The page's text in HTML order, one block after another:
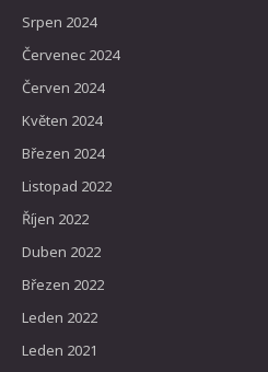
Srpen 2024
Červenec 2024
Červen 2024
Květen 2024
Březen 2024
Listopad 2022
Říjen 2022
Duben 2022
Březen 2022
Leden 2022
Leden 2021